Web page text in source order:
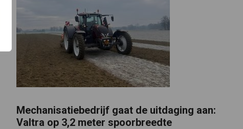
Mechanisatiebedrijf gaat de uitdaging aan:
Valtra op 3,2 meter spoorbreedte